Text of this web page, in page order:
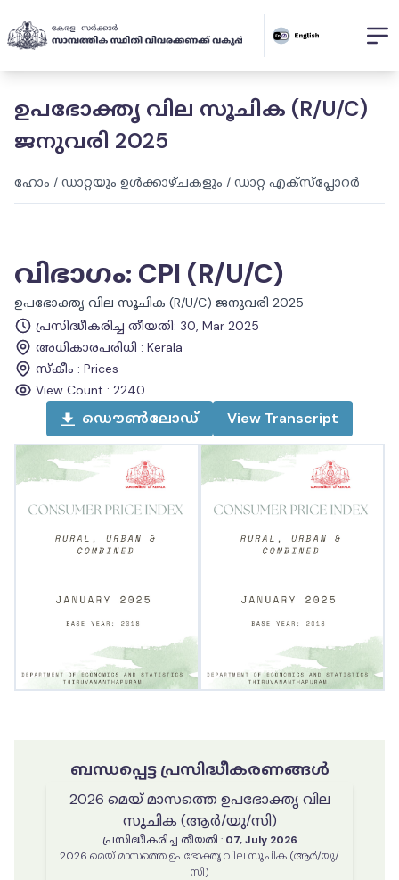
ഉപഭോക്തൃ വില സൂചിക (R/U/C)
ജനുവരി 2025
ഹോം / ഡാറ്റയും ഉൾക്കാഴ്ചകളും / ഡാറ്റ എക്സ്പ്ലോറർ
വിഭാഗം: CPI (R/U/C)
ഉപഭോക്തൃ വില സൂചിക (R/U/C) ജനുവരി 2025
പ്രസിദ്ധീകരിച്ച തീയതി: 30, Mar 2025
അധികാരപരിധി : Kerala
സ്കീം : Prices
View Count : 2240
ഡൌൺലോഡ് View Transcript
ബന്ധപ്പെട്ട പ്രസിദ്ധീകരണങ്ങൾ
2026 മെയ് മാസത്തെ ഉപഭോക്തൃ വില
സൂചിക (ആർ/യു/സി)
പ്രസിദ്ധീകരിച്ച തീയതി : 07, July 2026
2026 മെയ് മാസത്തെ ഉപഭോക്തൃ വില സൂചിക (ആർ/യു/
സി)